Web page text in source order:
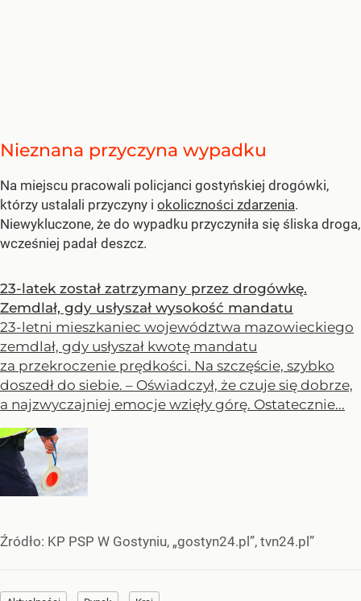
Nieznana przyczyna wypadku
Na miejscu pracowali policjanci gostyńskiej drogówki,
którzy ustalali przyczyny i okoliczności zdarzenia.
Niewykluczone, że do wypadku przyczyniła się śliska droga,
wcześniej padał deszcz.
23-latek został zatrzymany przez drogówkę.
Zemdlał, gdy usłyszał wysokość mandatu
23-letni mieszkaniec województwa mazowieckiego
zemdlał, gdy usłyszał kwotę mandatu
za przekroczenie prędkości. Na szczęście, szybko
doszedł do siebie. – Oświadczył, że czuje się dobrze,
a najzwyczajniej emocje wzięły górę. Ostatecznie...
Źródło: KP PSP W Gostyniu, „gostyn24.pl”, tvn24.pl”